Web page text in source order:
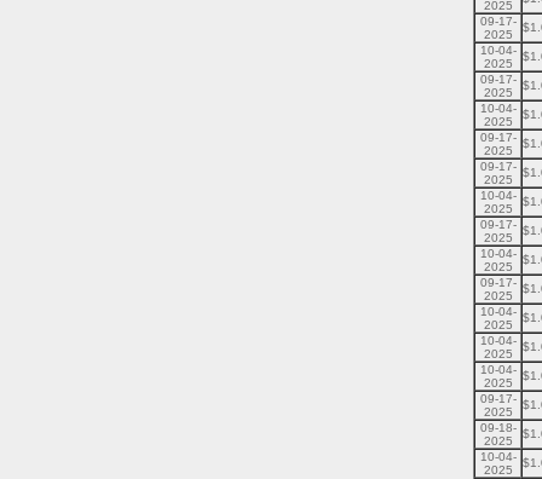
2025
09-17-
2025
10-04-
2025
09-17-
2025
10-04-
2025
09-17-
2025
09-17-
2025
10-04-
2025
09-17-
2025
10-04-
2025
09-17-
2025
10-04-
2025
10-04-
2025
10-04-
2025
09-17-
2025
09-18-
2025
10-04-
2025